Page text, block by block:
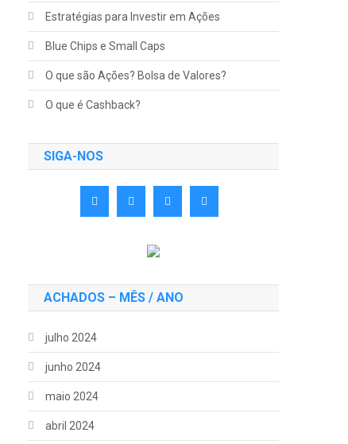
Estratégias para Investir em Ações
Blue Chips e Small Caps
O que são Ações? Bolsa de Valores?
O que é Cashback?
SIGA-NOS
ACHADOS – MÊS / ANO
julho 2024
junho 2024
maio 2024
abril 2024